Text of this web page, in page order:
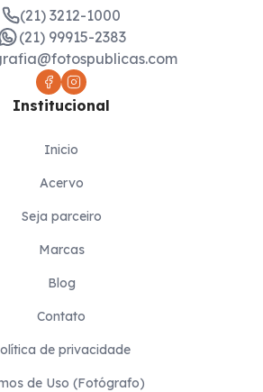
(21) 3212-1000
(21) 99915-2383
Institucional
Inicio
Acervo
Seja parceiro
Marcas
Blog
Contato
de privacidade
de Uso (Fotógrafo)